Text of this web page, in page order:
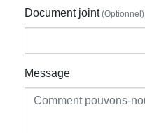
Document joint(Optionnel)
Message